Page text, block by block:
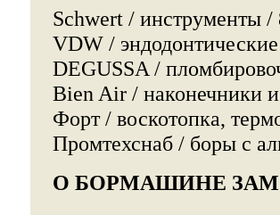
Schwert / инструменты /
VDW /
DEGUSSA /
Bien Air / наконечники
Форт / воскотопка,
Промтехснаб / боры с
О БОРМАШИНЕ